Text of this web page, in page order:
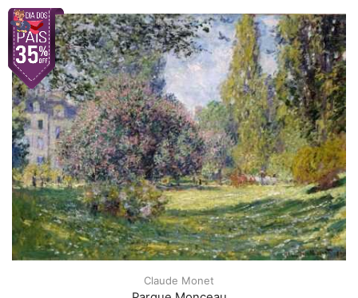
Claude Monet